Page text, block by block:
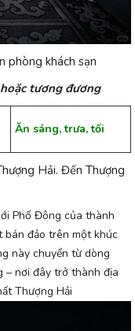
phòng khách sạn
tương đương
Ăn sáng, trưa, tối
Hải. Đến Thượng
Phố Đông của thành
bán đảo trên một khúc
này chuyển từ dòng
– nơi đây trở thành địa
Thượng Hải